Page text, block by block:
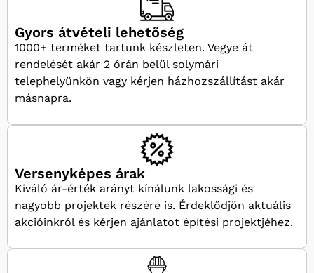
Gyors átvételi lehetőség
1000+ terméket tartunk készleten. Vegye át
rendelését akár 2 órán belül solymári
telephelyünkön vagy kérjen házhozszállítást akár
másnapra.
Versenyképes árak
Kiváló ár-érték arányt kínálunk lakossági és
nagyobb projektek részére is. Érdeklődjön aktuális
akcióinkról és kérjen ajánlatot építési projektjéhez.